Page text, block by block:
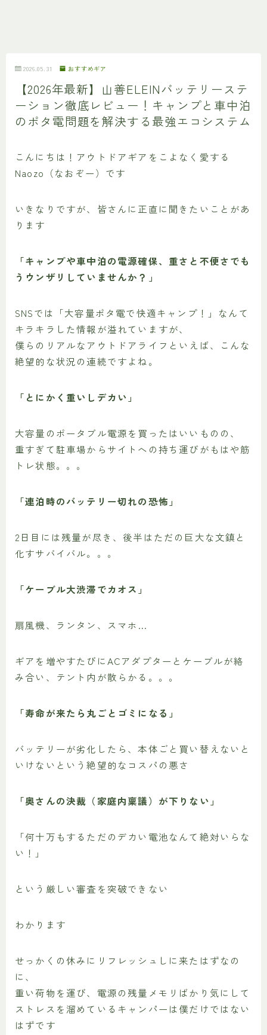
2026.05.31 おすすめギア
【2026年最新】山善ELEINバッテリーステ
ーション徹底レビュー！キャンプと車中泊
のポタ電問題を解決する最強エコシステム
こんにちは！アウトドアギアをこよなく愛する
Naozo（なおぞー）です
いきなりですが、皆さんに正直に聞きたいことがあ
ります
「キャンプや車中泊の電源確保、重さと不便さでも
うウンザリしていませんか？」
SNSでは「大容量ポタ電で快適キャンプ！」なんて
キラキラした情報が溢れていますが、
僕らのリアルなアウトドアライフといえば、こんな
絶望的な状況の連続ですよね。
「とにかく重いしデカい」
大容量のポータブル電源を買ったはいいものの、
重すぎて駐車場からサイトへの持ち運びがもはや筋
トレ状態。。。
「連泊時のバッテリー切れの恐怖」
2日目には残量が尽き、後半はただの巨大な文鎮と
化すサバイバル。。。
「ケーブル大渋滞でカオス」
扇風機、ランタン、スマホ…
ギアを増やすたびにACアダプターとケーブルが絡
み合い、テント内が散らかる。。。
「寿命が来たら丸ごとゴミになる」
バッテリーが劣化したら、本体ごと買い替えないと
いけないという絶望的なコスパの悪さ
「奥さんの決裁（家庭内稟議）が下りない」
「何十万もするただのデカい電池なんて絶対いらな
い！」
という厳しい審査を突破できない
わかります
せっかくの休みにリフレッシュしに来たはずなの
に、
重い荷物を運び、電源の残量メモリばかり気にして
ストレスを溜めているキャンパーは僕だけではない
はずです